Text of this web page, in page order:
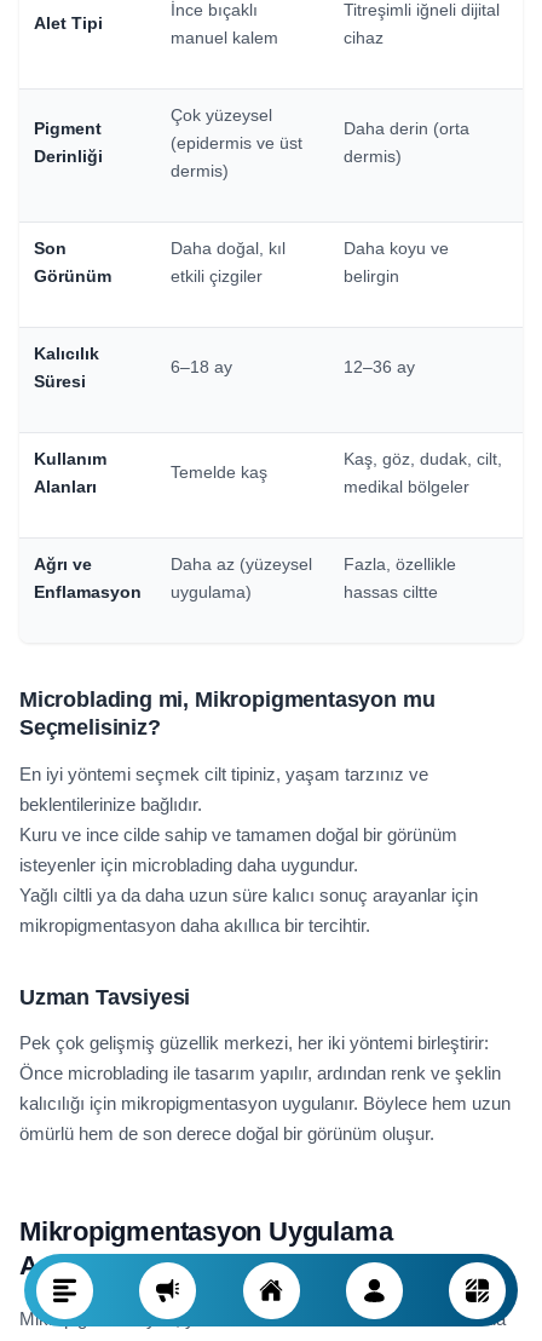
Alet Tipi
İnce bıçaklı
manuel kalem
Titreşimli iğneli dijital
cihaz
Pigment
Derinliği
Çok yüzeysel
(epidermis ve üst
dermis)
Daha derin (orta
dermis)
Son
Görünüm
Daha doğal, kıl
etkili çizgiler
Daha koyu ve
belirgin
Kalıcılık
Süresi
6–18 ay 12–36 ay
Kullanım
Alanları
Temelde kaş
Kaş, göz, dudak, cilt,
medikal bölgeler
Ağrı ve
Enflamasyon
Daha az (yüzeysel
uygulama)
Fazla, özellikle
hassas ciltte
Microblading mi, Mikropigmentasyon mu
Seçmelisiniz?
En iyi yöntemi seçmek cilt tipiniz, yaşam tarzınız ve
beklentilerinize bağlıdır.
Kuru ve ince cilde sahip ve tamamen doğal bir görünüm
isteyenler için microblading daha uygundur.
Yağlı ciltli ya da daha uzun süre kalıcı sonuç arayanlar için
mikropigmentasyon daha akıllıca bir tercihtir.
Uzman Tavsiyesi
Pek çok gelişmiş güzellik merkezi, her iki yöntemi birleştirir:
Önce microblading ile tasarım yapılır, ardından renk ve şeklin
kalıcılığı için mikropigmentasyon uygulanır. Böylece hem uzun
ömürlü hem de son derece doğal bir görünüm oluşur.
Mikropigmentasyon Uygulama
Aşamaları
Mikropigmentasyon, yüksek beceri ve cilt anatomisi hakkında